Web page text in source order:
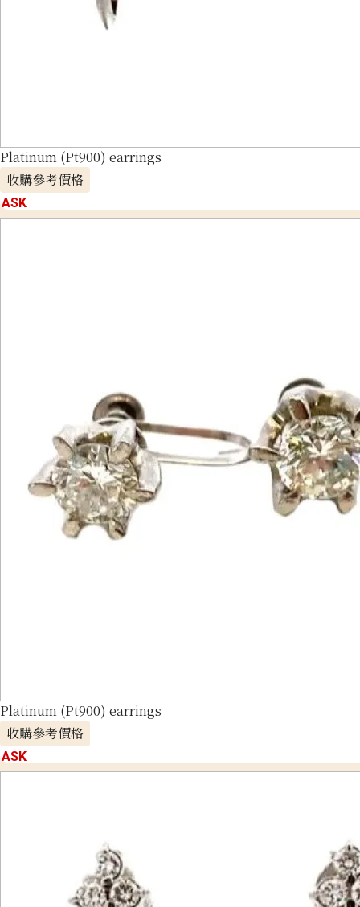
Platinum (Pt900) earrings
收購參考價格
ASK
Platinum (Pt900) earrings
收購參考價格
ASK